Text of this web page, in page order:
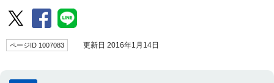
ページID 1007083 更新日 2016年1月14日